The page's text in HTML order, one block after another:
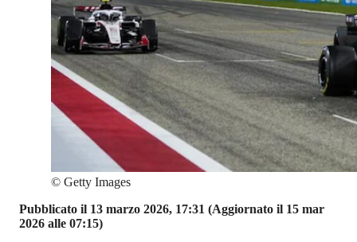
© Getty Images
Pubblicato il 13 marzo 2026, 17:31 (Aggiornato il 15 mar
2026 alle 07:15)